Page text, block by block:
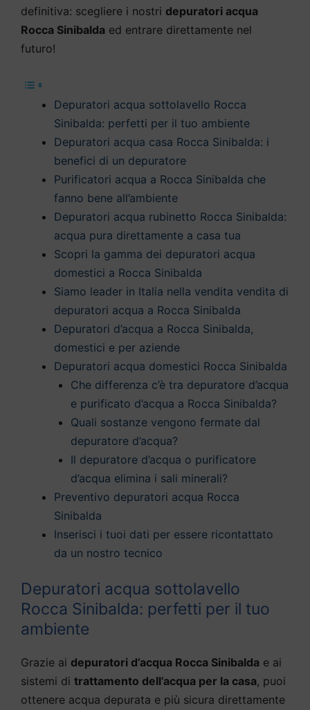
definitiva: scegliere i nostri depuratori acqua
Rocca Sinibalda ed entrare direttamente nel
futuro!
Depuratori acqua sottolavello Rocca
Sinibalda: perfetti per il tuo ambiente
Depuratori acqua casa Rocca Sinibalda: i
benefici di un depuratore
Purificatori acqua a Rocca Sinibalda che
fanno bene all’ambiente
Depuratori acqua rubinetto Rocca Sinibalda:
acqua pura direttamente a casa tua
Scopri la gamma dei depuratori acqua
domestici a Rocca Sinibalda
Siamo leader in Italia nella vendita vendita di
depuratori acqua a Rocca Sinibalda
Depuratori d’acqua a Rocca Sinibalda,
domestici e per aziende
Depuratori acqua domestici Rocca Sinibalda
Che differenza c’è tra depuratore d’acqua
e purificato d’acqua a Rocca Sinibalda?
Quali sostanze vengono fermate dal
depuratore d’acqua?
Il depuratore d’acqua o purificatore
d’acqua elimina i sali minerali?
Preventivo depuratori acqua Rocca
Sinibalda
Inserisci i tuoi dati per essere ricontattato
da un nostro tecnico
Depuratori acqua sottolavello
Rocca Sinibalda: perfetti per il tuo
ambiente
Grazie ai depuratori d’acqua Rocca Sinibalda e ai
sistemi di trattamento dell’acqua per la casa, puoi
ottenere acqua depurata e più sicura direttamente